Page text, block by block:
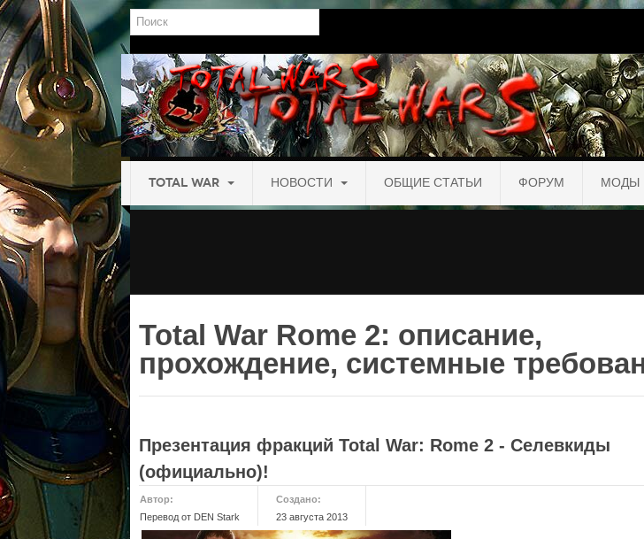
Поиск
TOTAL WAR НОВОСТИ ОБЩИЕ СТАТЬИ ФОРУМ МОДЫ
Total War Rome 2: описание,
прохождение, системные
Презентация фракций Total War: Rome 2 - Селевкиды
(официально)!
Автор:
Перевод от DEN Stark
Создано:
23 августа 2013